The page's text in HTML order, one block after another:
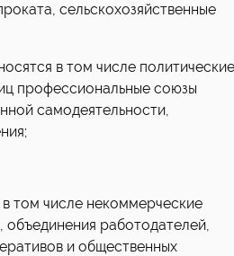
сельскохозяйственные
в том числе политические
профессиональные союзы
самодеятельности,
том числе некоммерческие
работодателей,
и общественных